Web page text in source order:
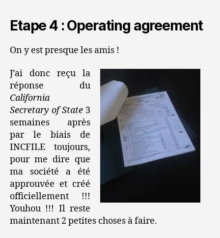
Etape 4 : Operating agreement
On y est presque les amis !
J’ai donc reçu la
réponse du
California
Secretary of State 3
semaines après
par le biais de
INCFILE toujours,
pour me dire que
ma société a été
approuvée et créé
officiellement !!!
Youhou !!! Il reste
maintenant 2 petites choses à faire.